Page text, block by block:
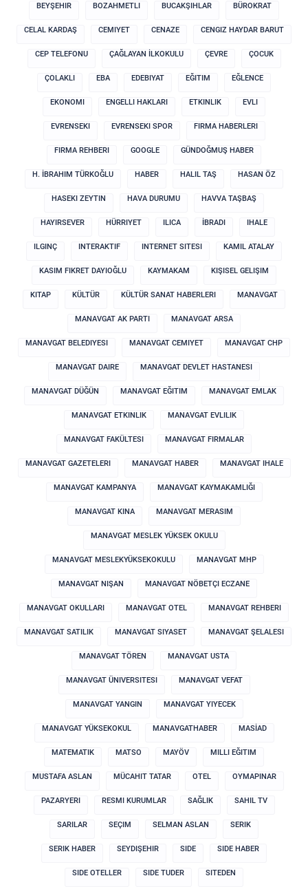
BEYŞEHIR BOZAHMETLI BUCAKŞIHLAR BÜROKRAT
CELAL KARDAŞ CEMIYET CENAZE CENGIZ HAYDAR BARUT
CEP TELEFONU ÇAĞLAYAN İLKOKULU ÇEVRE ÇOCUK
ÇOLAKLI EBA EDEBIYAT EĞITIM EĞLENCE
EKONOMI ENGELLI HAKLARI ETKINLIK EVLI
EVRENSEKI EVRENSEKI SPOR FIRMA HABERLERI
FIRMA REHBERI GOOGLE GÜNDOĞMUŞ HABER
H. İBRAHIM TÜRKOĞLU HABER HALIL TAŞ HASAN ÖZ
HASEKI ZEYTIN HAVA DURUMU HAVVA TAŞBAŞ
HAYIRSEVER HÜRRIYET ILICA İBRADI IHALE
ILGINÇ INTERAKTIF INTERNET SITESI KAMIL ATALAY
KASIM FIKRET DAYIOĞLU KAYMAKAM KIŞISEL GELIŞIM
KITAP KÜLTÜR KÜLTÜR SANAT HABERLERI MANAVGAT
MANAVGAT AK PARTI MANAVGAT ARSA
MANAVGAT BELEDIYESI MANAVGAT CEMIYET MANAVGAT CHP
MANAVGAT DAIRE MANAVGAT DEVLET HASTANESI
MANAVGAT DÜĞÜN MANAVGAT EĞITIM MANAVGAT EMLAK
MANAVGAT ETKINLIK MANAVGAT EVLILIK
MANAVGAT FAKÜLTESI MANAVGAT FIRMALAR
MANAVGAT GAZETELERI MANAVGAT HABER MANAVGAT IHALE
MANAVGAT KAMPANYA MANAVGAT KAYMAKAMLIĞI
MANAVGAT KINA MANAVGAT MERASIM
MANAVGAT MESLEK YÜKSEK OKULU
MANAVGAT MESLEKYÜKSEKOKULU MANAVGAT MHP
MANAVGAT NIŞAN MANAVGAT NÖBETÇI ECZANE
MANAVGAT OKULLARI MANAVGAT OTEL MANAVGAT REHBERI
MANAVGAT SATILIK MANAVGAT SIYASET MANAVGAT ŞELALESI
MANAVGAT TÖREN MANAVGAT USTA
MANAVGAT ÜNIVERSITESI MANAVGAT VEFAT
MANAVGAT YANGIN MANAVGAT YIYECEK
MANAVGAT YÜKSEKOKUL MANAVGATHABER MASİAD
MATEMATIK MATSO MAYÖV MILLI EĞITIM
MUSTAFA ASLAN MÜCAHIT TATAR OTEL OYMAPINAR
PAZARYERI RESMI KURUMLAR SAĞLIK SAHIL TV
SARILAR SEÇIM SELMAN ASLAN SERIK
SERIK HABER SEYDIŞEHIR SIDE SIDE HABER
SIDE OTELLER SIDE TUDER SITEDEN